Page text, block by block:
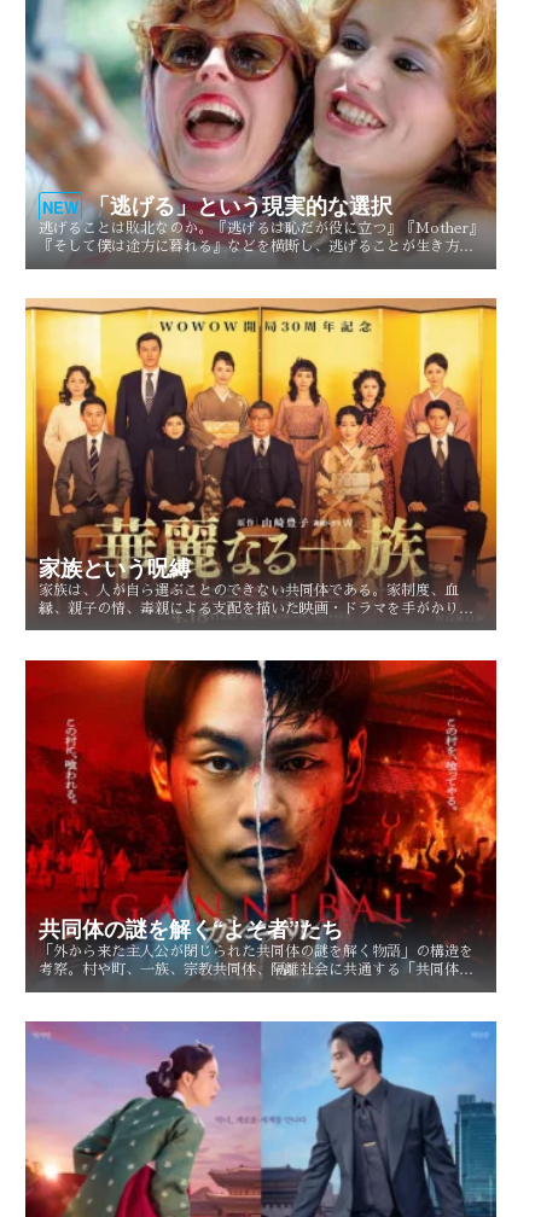
NEW 「逃げる」という現実的な選択
逃げることは敗北なのか。『逃げるは恥だが役に立つ』『Mother』
『そして僕は途方に暮れる』などを横断し、逃げることが生き方や
家族という呪縛
家族は、人が自ら選ぶことのできない共同体である。家制度、血
縁、親子の情、毒親による支配を描いた映画・ドラマを手がかり
共同体の謎を解く“よそ者”たち
「外から来た主人公が閉じられた共同体の謎を解く物語」の構造を
考察。村や町、一族、宗教共同体、隔離社会に共通する「共同体の